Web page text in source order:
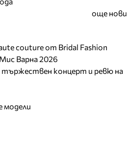
още
couture от Bridal Fashion
Варна 2026
концерт и ревю на
модели